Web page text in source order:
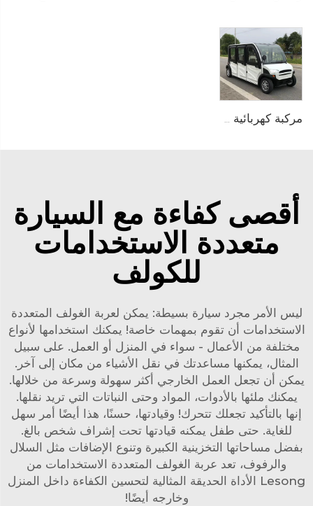
مركبة كهربائية صغيرة اقتصادية مغلقة تتسع لـ 6 ركاب موديل LS9060KF
أقصى كفاءة مع السيارة
متعددة الاستخدامات
للكولف
ليس الأمر مجرد سيارة بسيطة: يمكن لعربة الغولف المتعددة
الاستخدامات أن تقوم بمهمات خاصة! يمكنك استخدامها لأنواع
مختلفة من الأعمال - سواء في المنزل أو العمل. على سبيل
المثال، يمكنها مساعدتك في نقل الأشياء من مكان إلى آخر.
يمكن أن تجعل العمل الخارجي أكثر سهولة وسرعة من خلالها.
يمكنك ملئها بالأدوات، المواد وحتى النباتات التي تريد نقلها.
إنها بالتأكيد تجعلك تتحرك! وقيادتها، حسنًا، هذا أيضًا أمر سهل
للغاية. حتى طفل يمكنه قيادتها تحت إشراف شخص بالغ.
بفضل مساحاتها التخزينية الكبيرة وتنوع الإضافات مثل السلال
والرفوف، تعد عربة الغولف المتعددة الاستخدامات من
Lesong الأداة الحديقة المثالية لتحسين الكفاءة داخل المنزل
وخارجه أيضًا!